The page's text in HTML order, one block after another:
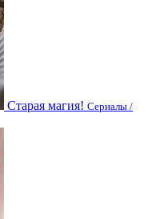
Старая магия! Сериалы /